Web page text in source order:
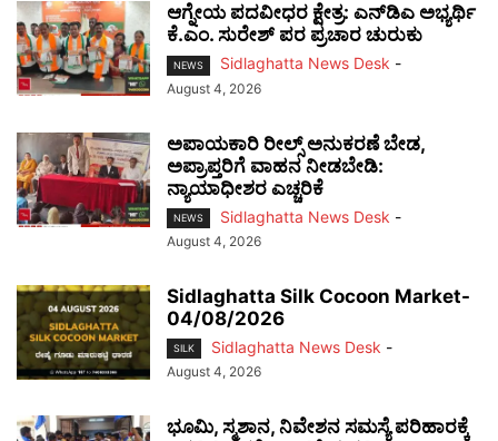
ಆಗ್ನೇಯ ಪದವೀಧರ ಕ್ಷೇತ್ರ: ಎನ್‌ಡಿಎ ಅಭ್ಯರ್ಥಿ
ಕೆ.ಎಂ. ಸುರೇಶ್ ಪರ ಪ್ರಚಾರ ಚುರುಕು
NEWS Sidlaghatta News Desk -
August 4, 2026
ಅಪಾಯಕಾರಿ ರೀಲ್ಸ್ ಅನುಕರಣೆ ಬೇಡ,
ಅಪ್ರಾಪ್ತರಿಗೆ ವಾಹನ ನೀಡಬೇಡಿ:
ನ್ಯಾಯಾಧೀಶರ ಎಚ್ಚರಿಕೆ
NEWS Sidlaghatta News Desk -
August 4, 2026
Sidlaghatta Silk Cocoon Market-
04/08/2026
SILK Sidlaghatta News Desk -
August 4, 2026
ಭೂಮಿ, ಸ್ಮಶಾನ, ನಿವೇಶನ ಸಮಸ್ಯೆ ಪರಿಹಾರಕ್ಕೆ